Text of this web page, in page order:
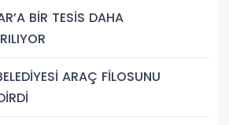
BİR TESİS DAHA
ARAÇ FİLOSUNU